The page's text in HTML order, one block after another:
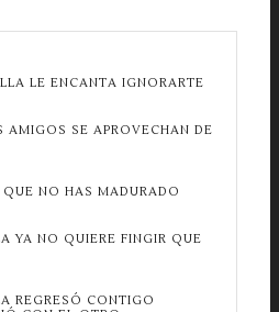
LE ENCANTA IGNORARTE
AMIGOS SE APROVECHAN DE
NO HAS MADURADO
YA NO QUIERE FINGIR QUE
REGRESÓ CONTIGO